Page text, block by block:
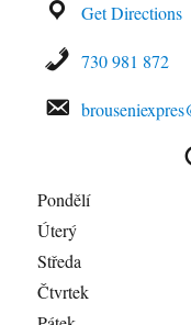
Get Directions
730 981 872
Pondělí
Úterý
Středa
Čtvrtek